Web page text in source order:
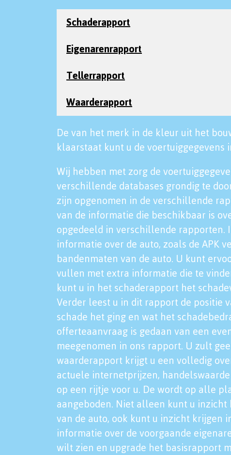
Schaderapport
Eigenarenrapport
Tellerrapport
Waarderapport
De van het merk in de kleur uit het
klaarstaat kunt u de voertuiggegevens
Wij hebben met zorg de
verschillende databases grondig te
zijn opgenomen in de verschillende
van de informatie die beschikbaar is
opgedeeld in verschillende rapporten.
informatie over de auto, zoals de APK
bandenmaten van de auto. U kunt
vullen met extra informatie die te
kunt u in het schaderapport het
Verder leest u in dit rapport de positie
schade het ging en wat het
offerteaanvraag is gedaan van een
meegenomen in ons rapport. U zult
waarderapport krijgt u een volledig
actuele internetprijzen,
op een rijtje voor u. De wordt op alle
aangeboden. Niet alleen kunt u
van de auto, ook kunt u inzicht krijgen
informatie over de voorgaande
wilt zien en upgrade het basisrapport